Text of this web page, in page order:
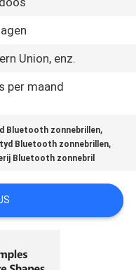
Union, enz.
per maand
Bluetooth zonnebrillen,
Bluetooth zonnebrillen,
Bluetooth zonnebril